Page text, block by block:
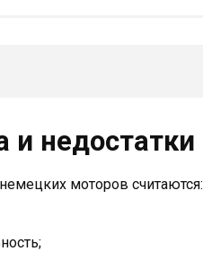
недостатки
моторов считаются: